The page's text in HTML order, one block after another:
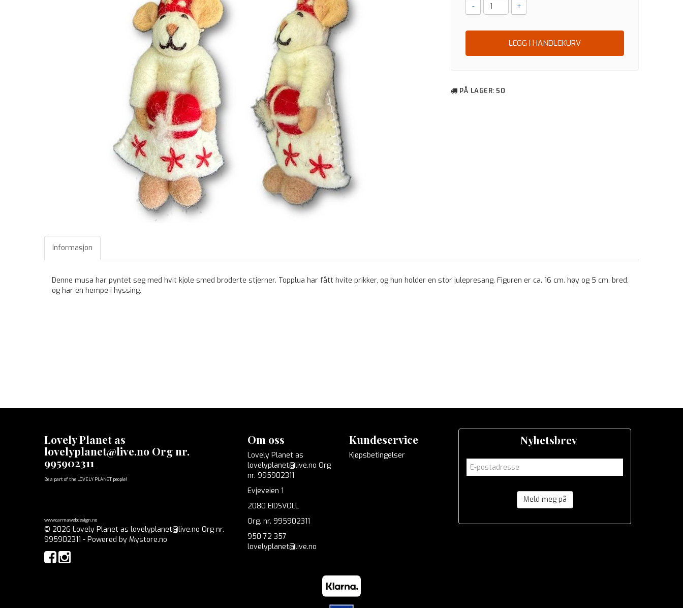
- +
LEGG I HANDLEKURV
PÅ LAGER: 50
Informasjon
Denne musa har pyntet seg med hvit kjole smed broderte stjerner. Topplua har fått hvite prikker, og hun holder en stor julepresang. Figuren er ca. 16 cm. høy og 5 cm. bred,
og har en hempe i hyssing.
Lovely Planet as
lovelyplanet@live.no Org nr.
995902311
Be a part of the LOVELY PLANET people!
www.carmawebdesign.no
© 2026 Lovely Planet as lovelyplanet@live.no Org nr.
995902311 - Powered by Mystore.no
Om oss
Lovely Planet as
lovelyplanet@live.no Org
nr. 995902311
Evjeveien 1
2080 EIDSVOLL
Org. nr. 995902311
950 72 357
lovelyplanet@live.no
Kundeservice
Kjøpsbetingelser
Nyhetsbrev
Meld meg på